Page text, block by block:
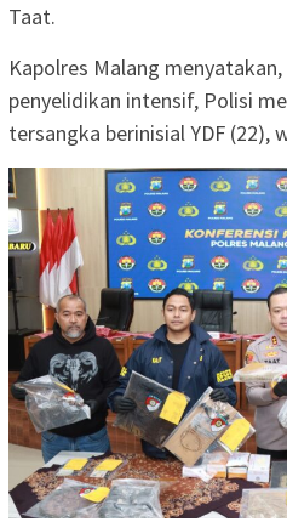
Taat.
Kapolres Malang
penyelidikan intensif, Polisi
tersangka berinisial YDF (22),